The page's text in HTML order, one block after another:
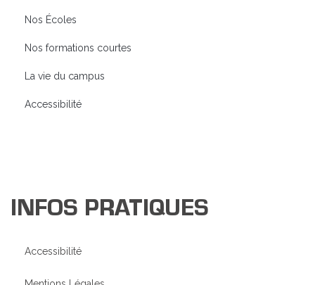
Nos Écoles
Nos formations courtes
La vie du campus
Accessibilité
INFOS PRATIQUES
Accessibilité